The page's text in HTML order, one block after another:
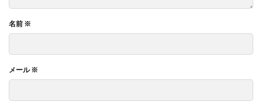
名前 ※
メール※